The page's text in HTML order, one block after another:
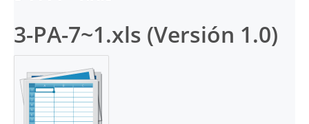
3-PA-7~1.xls (Versión 1.0)